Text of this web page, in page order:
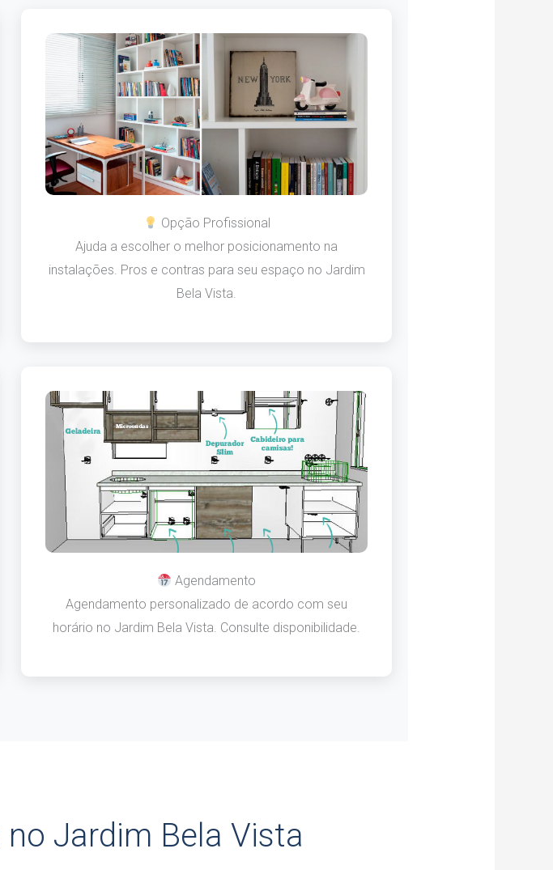
Opção Profissional
Ajuda a escolher o melhor posicionamento na
instalações. Pros e contras para seu espaço no Jardim
Bela Vista.
Agendamento
Agendamento personalizado de acordo com seu
horário no Jardim Bela Vista. Consulte disponibilidade.
Jardim Bela Vista